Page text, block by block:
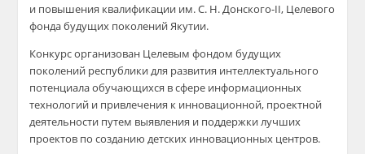
и повышения квалификации им. С. Н. Донского-II, Целевого
фонда будущих поколений Якутии.
Конкурс организован Целевым фондом будущих
поколений республики для развития интеллектуального
потенциала обучающихся в сфере информационных
технологий и привлечения к инновационной, проектной
деятельности путем выявления и поддержки лучших
проектов по созданию детских инновационных центров.